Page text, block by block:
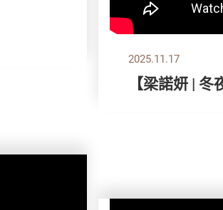
2025.11.17
【梁諾妍 |